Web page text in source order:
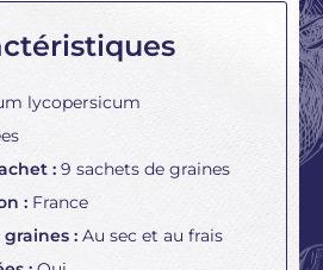
lycopersicum
: 9 sachets de graines
: France
: Au sec et au frais